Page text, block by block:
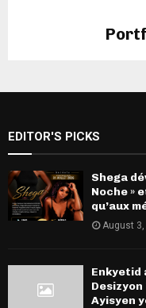
EDITOR'S PICKS
Shega
Noche »
qu’aux
August 3,
Enkyetid
Ayisyen